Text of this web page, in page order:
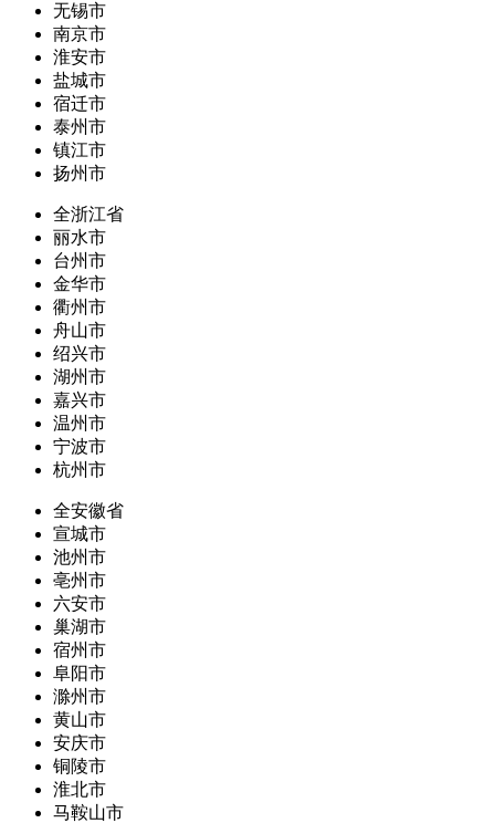
无锡市
南京市
淮安市
盐城市
宿迁市
泰州市
镇江市
扬州市
全浙江省
丽水市
台州市
金华市
衢州市
舟山市
绍兴市
湖州市
嘉兴市
温州市
宁波市
杭州市
全安徽省
宣城市
池州市
亳州市
六安市
巢湖市
宿州市
阜阳市
滁州市
黄山市
安庆市
铜陵市
淮北市
马鞍山市